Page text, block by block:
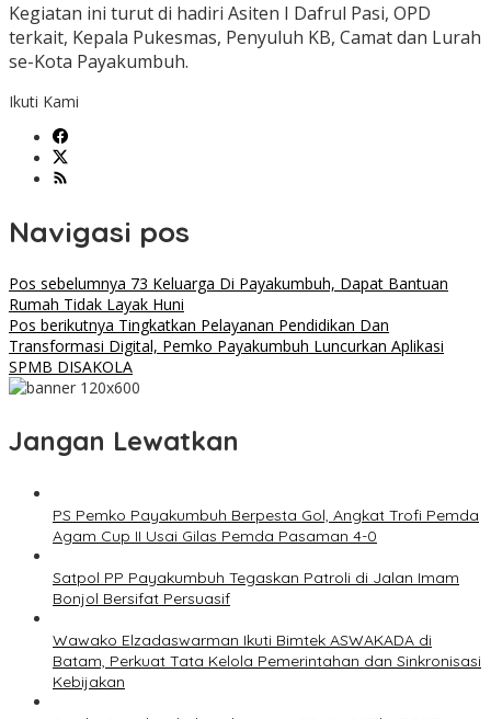
Kegiatan ini turut di hadiri Asiten I Dafrul Pasi, OPD
terkait, Kepala Pukesmas, Penyuluh KB, Camat dan Lurah
se-Kota Payakumbuh.
Ikuti Kami
Navigasi pos
Pos sebelumnya 73 Keluarga Di Payakumbuh, Dapat Bantuan
Rumah Tidak Layak Huni
Pos berikutnya Tingkatkan Pelayanan Pendidikan Dan
Transformasi Digital, Pemko Payakumbuh Luncurkan Aplikasi
SPMB DISAKOLA
Jangan Lewatkan
PS Pemko Payakumbuh Berpesta Gol, Angkat Trofi Pemda
Agam Cup II Usai Gilas Pemda Pasaman 4-0
Satpol PP Payakumbuh Tegaskan Patroli di Jalan Imam
Bonjol Bersifat Persuasif
Wawako Elzadaswarman Ikuti Bimtek ASWAKADA di
Batam, Perkuat Tata Kelola Pemerintahan dan Sinkronisasi
Kebijakan